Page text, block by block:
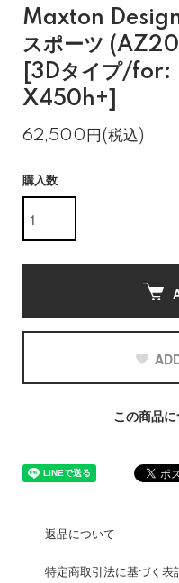
Maxton
スポーツ
[3Dタイプ/
X450h+]
62,500円(税込)
購入数
この商品
返品について
特定商取引法に基づく表